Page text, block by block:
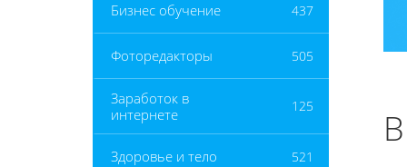
Бизнес обучение 437
Фоторедакторы 505
Заработок в
интернете
125
Здоровье и тело 521